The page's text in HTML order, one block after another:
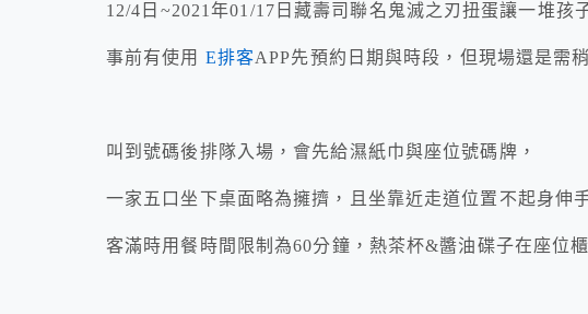
12/4日~2021年01/17日藏壽司聯名鬼滅之刃扭蛋讓一堆孩
事前有使用 E排客APP先預約日期與時段，但現場還是需
叫到號碼後排隊入場，會先給濕紙巾與座位號碼牌，
一家五口坐下桌面略為擁擠，且坐靠近走道位置不起身伸
客滿時用餐時間限制為60分鐘，熱茶杯&醬油碟子在座位